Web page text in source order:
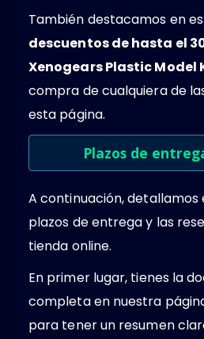
También destacamos en
descuentos de hasta el
Xenogears Plastic Model
compra de cualquiera de
esta página.
Plazos de
A continuación,
plazos de entrega y las
tienda online.
En primer lugar, tienes la
completa en nuestra
para tener un resumen